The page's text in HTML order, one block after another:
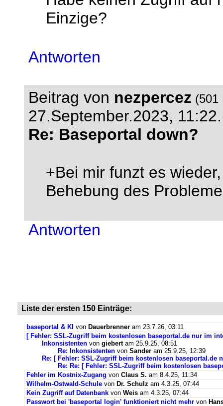
Einzige?
Antworten
Beitrag von nezpercez (501
27.September.2023, 11:22.
Re: Baseportal down?
+Bei mir funzt es
Behebung des
Antworten
Liste der ersten 150 Einträge:
baseportal & KI von Dauerbrenner am 23.7.26, 03:11
[ Fehler: SSL-Zugriff beim kostenlosen baseportal.de nur im
Inkonsistenten von giebertam 25.9.25, 08:51
Re: Inkonsistenten von Sander am 25.9.25, 12:39
Re: [ Fehler: SSL-Zugriff beim kostenlosen baseportal.de
Re: Re: [ Fehler: SSL-Zugriff beim kostenlosen
Fehler im Kostnix-Zugang von Claus S. am 8.4.25, 11:34
Wilhelm-Ostwald-Schule von Dr. Schulz am 4.3.25, 07:44
Kein Zugriff auf Datenbank von Weis am 4.3.25, 07:44
Passwort bei 'baseportal login' funktioniert nicht mehr von